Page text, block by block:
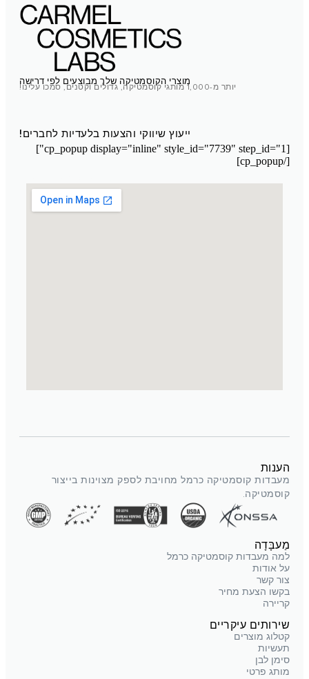
מוצרי הקוסמטיקה שלך מבוצעים לפי דרישה
יותר מ-1,000 מותגי קוסמטיקה, גדולים וקטנים, סמכו עלינו!
ייעוץ שיווקי והצעות בלעדיות לחברים!
[cp_popup display="inline" style_id="7739" step_id="1"]
[/cp_popup]
הענות
מעבדות קוסמטיקה כרמל מחויבת לספק מצוינות בייצור
קוסמטיקה.
מַעבָּדָה
למה מעבדות קוסמטיקה כרמל
על אודות
צור קשר
בקשו הצעת מחיר
קריירה
שירותים עיקריים
קטלוג מוצרים
תעשיות
סימן לבן
מותג פרטי